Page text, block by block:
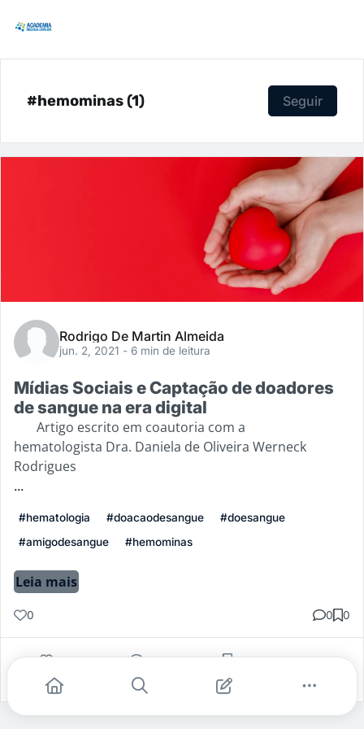
#hemominas (1) Seguir
Rodrigo De Martin Almeida
jun. 2, 2021 - 6 min de leitura
Mídias Sociais e Captação de doadores
de sangue na era digital
Artigo escrito em coautoria com a
hematologista Dra. Daniela de Oliveira Werneck
Rodrigues
...
#hematologia #doacaodesangue
#doesangue
#amigodesangue
#hemominas
Leia mais
0 0 0
Gostei Comentar Salvar